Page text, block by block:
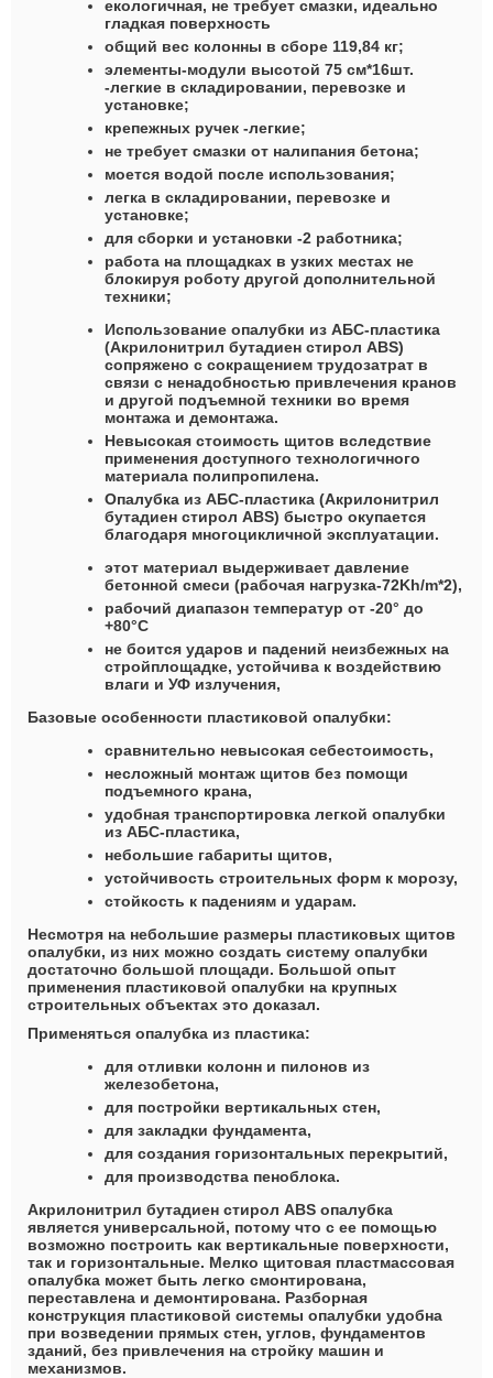
екологичная, не требует смазки, идеально
гладкая поверхность
общий вес колонны в сборе 119,84 кг;
элементы-модули высотой 75 см*16шт.
-легкие в складировании, перевозке и
установке;
крепежных ручек -легкие;
не требует смазки от налипания бетона;
моется водой после использования;
легка в складировании, перевозке и
установке;
для сборки и установки -2 работника;
работа на площадках в узких местах не
блокируя роботу другой дополнительной
техники;
Использование опалубки из АБС-пластика
(Акрилонитрил бутадиен стирол ABS)
сопряжено с сокращением трудозатрат в
связи с ненадобностью привлечения кранов
и другой подъемной техники во время
монтажа и демонтажа.
Невысокая стоимость щитов вследствие
применения доступного технологичного
материала полипропилена.
Опалубка из АБС-пластика (Акрилонитрил
бутадиен стирол ABS) быстро окупается
благодаря многоцикличной эксплуатации.
этот материал выдерживает давление
бетонной смеси (рабочая нагрузка-72Kh/m*2),
рабочий диапазон температур от -20° до
+80°С
не боится ударов и падений неизбежных на
стройплощадке, устойчива к воздействию
влаги и УФ излучения,
Базовые особенности пластиковой опалубки:
сравнительно невысокая себестоимость,
несложный монтаж щитов без помощи
подъемного крана,
удобная транспортировка легкой опалубки
из АБС-пластика,
небольшие габариты щитов,
устойчивость строительных форм к морозу,
стойкость к падениям и ударам.
Несмотря на небольшие размеры пластиковых щитов
опалубки, из них можно создать систему опалубки
достаточно большой площади. Большой опыт
применения пластиковой опалубки на крупных
строительных объектах это доказал.
Применяться опалубка из пластика:
для отливки колонн и пилонов из
железобетона,
для постройки вертикальных стен,
для закладки фундамента,
для создания горизонтальных перекрытий,
для производства пеноблока.
Акрилонитрил бутадиен стирол ABS опалубка
является универсальной, потому что с ее помощью
возможно построить как вертикальные поверхности,
так и горизонтальные. Мелко щитовая пластмассовая
опалубка может быть легко смонтирована,
переставлена и демонтирована. Разборная
конструкция пластиковой системы опалубки удобна
при возведении прямых стен, углов, фундаментов
зданий, без привлечения на стройку машин и
механизмов.